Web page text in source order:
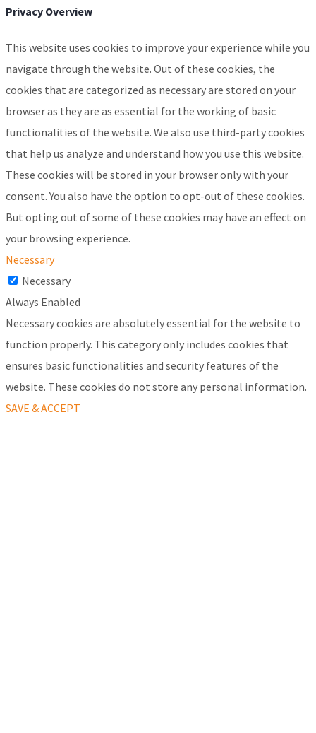
Privacy Overview
This website uses cookies to improve your experience while you
navigate through the website. Out of these cookies, the
cookies that are categorized as necessary are stored on your
browser as they are as essential for the working of basic
functionalities of the website. We also use third-party cookies
that help us analyze and understand how you use this website.
These cookies will be stored in your browser only with your
consent. You also have the option to opt-out of these cookies.
But opting out of some of these cookies may have an effect on
your browsing experience.
Necessary
Necessary
Always Enabled
Necessary cookies are absolutely essential for the website to
function properly. This category only includes cookies that
ensures basic functionalities and security features of the
website. These cookies do not store any personal information.
SAVE & ACCEPT